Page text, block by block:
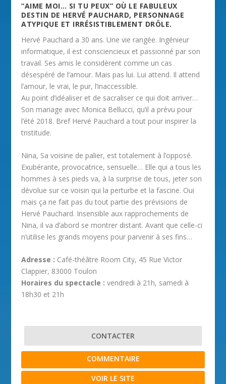
“AIME MOI… SI TU PEUX” OÙ LE FABULEUX
DESTIN DE HERVÉ PAUCHARD, PERSONNAGE
ATYPIQUE ET IRRÉSISTIBLEMENT DRÔLE.
Hervé Pauchard a 30 ans. Une vie rangée. Ingénieur
informatique, il est consciencieux et passionné par son
travail. Ses amis le considèrent comme un cas
désespéré de l’amour. Mais pas lui. Lui attend. Il attend
l’amour, le vrai, le pur, l’inaccessible.
Au point d’idéaliser et de sacraliser ce qui doit arriver…
Son mariage avec Monica Bellucci, qu’il a prévu pour
l’été 2018. Bref Hervé Pauchard a tout pour inspirer la
tristitude.
Nina, Sa voisine de palier, est totalement à l’opposé.
Exubérante, provocatrice, sensuelle… Elle qui a tous les
hommes à ses pieds va, à la surprise de tous, jeter son
dévolue sur ce voisin qui la perturbe et la fascine. Oui
mais ça ne fait pas du tout partie des prévisions de
Hervé Pauchard. Insensible aux rapprochements de
Nina, il va d’abord se montrer distant. Avant que celle-ci
n’utilise les grands moyens pour parvenir à ses fins…
Adresse : Café-théâtre Room City, 45 Rue Victor
Clappier, 83000 Toulon
Horaires du spectacle : vendredi à 21h, samedi à
18h30 et 21h
CONTACTER
COMMENTAIRE
VOIR LE SITE